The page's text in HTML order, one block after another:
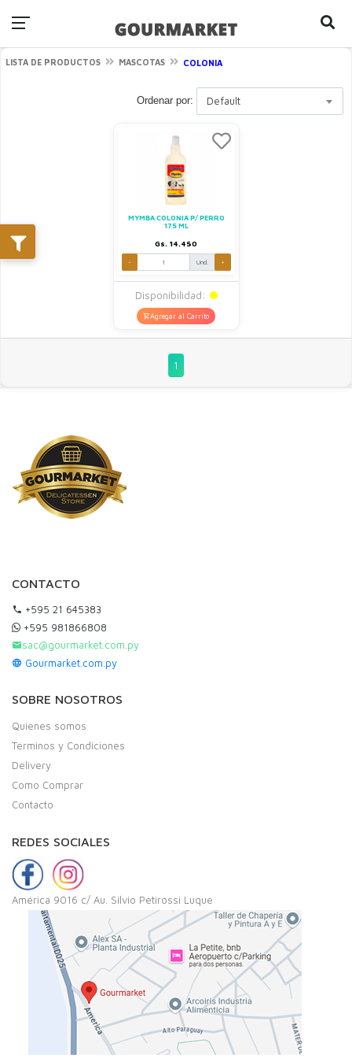
LISTA DE PRODUCTOS MASCOTAS COLONIA
Ordenar por: Default
MYMBA COLONIA P/ PERRO
175 ML
Gs. 14.450
- Und. +
Disponibilidad:
Agregar al Carrito
1
CONTACTO
+595 21 645383
+595 981866808
sac@gourmarket.com.py
Gourmarket.com.py
SOBRE NOSOTROS
Quienes somos
Terminos y Condiciones
Delivery
Como Comprar
Contacto
REDES SOCIALES
América 9016 c/ Au. Silvio Petirossi Luque